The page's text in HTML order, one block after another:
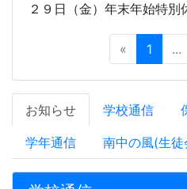
２９日（金）年末年始特別
« 1 ...
お知らせ 学校通信
学年通信 南中の風(生徒